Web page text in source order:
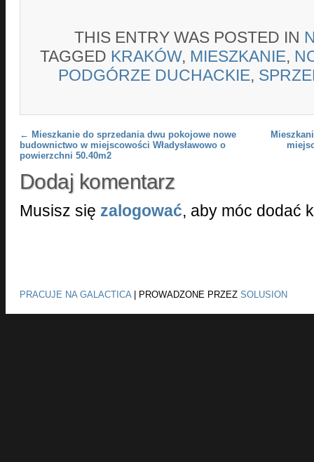
THIS ENTRY WAS POSTED IN
TAGGED KRAKÓW, MIESZKANIE,
PODGÓRZE DUCHACKIE,
Post navigation
← Mieszkanie do sprzedania dwu pokojowe nowe
budownictwo w miejscowości Władysławowo o
powierzchni 50.40m2
Dodaj komentarz
Musisz się zalogować, aby móc dodać
PRACUJE NA GALACTICA| PROWADZONE PRZEZ SOLUSION